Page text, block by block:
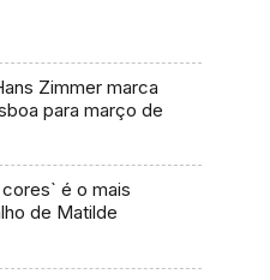
Zimmer marca
para março de
é o mais
de Matilde